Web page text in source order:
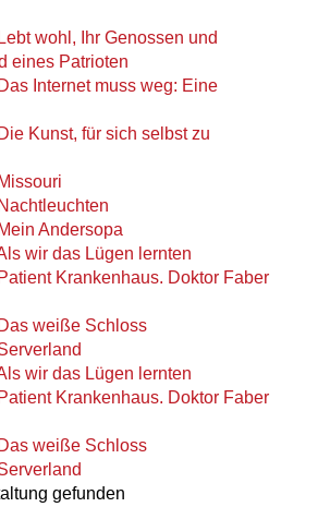
Lebt wohl, Ihr Genossen und
eines Patrioten
Das Internet muss weg: Eine
Die Kunst, für sich selbst zu
Missouri
Nachtleuchten
Mein Andersopa
wir das Lügen lernten
Patient Krankenhaus. Doktor Faber
Das weiße Schloss
wir das Lügen lernten
Patient Krankenhaus. Doktor Faber
Das weiße Schloss
gefunden